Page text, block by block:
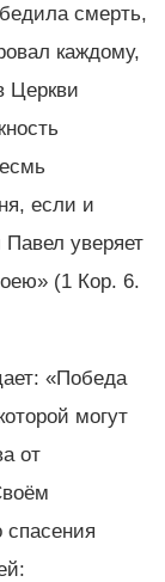
смерть,
каждому,
Церкви
если и
уверяет
(1 Кор. 6.
«Победа
могут
от
спасения